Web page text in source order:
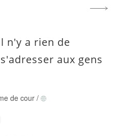
n'y a rien de
aux gens
de cour /